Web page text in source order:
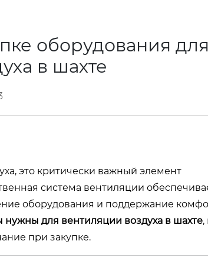
оборудования для
в шахте
это критически важный элемент
система вентиляции
оборудования и поддержание
нужны для вентиляции воздуха в шахте,
при закупке.